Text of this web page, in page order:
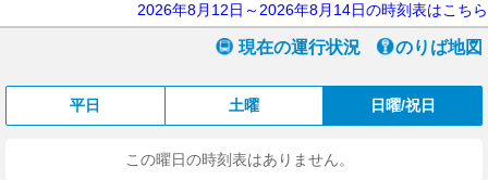
2026年8月12日～2026年8月14日の時刻表はこちら
現在の運行状況 のりば地図
平日 土曜 日曜/祝日
この曜日の時刻表はありません。